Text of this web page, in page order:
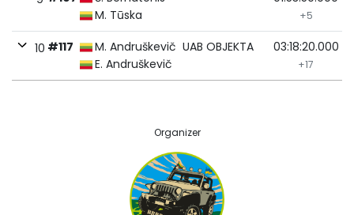
M. Tūska
+5
10 #117
M. Andruškevič
E. Andruškevič
UAB OBJEKTA 03:18:20.000
+17
Organizer